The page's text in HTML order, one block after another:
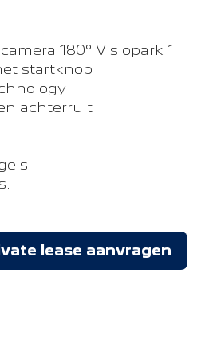
180° Visiopark 1
startknop
achterruit
lease aanvragen